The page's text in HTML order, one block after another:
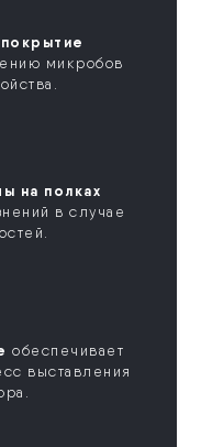
микробов
на полках
в случае
обеспечивает
выставления